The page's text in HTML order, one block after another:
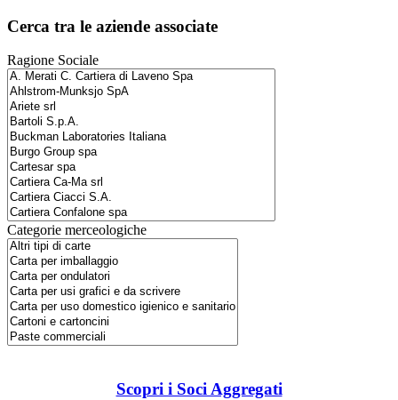
Cerca tra le aziende associate
Ragione Sociale
Categorie merceologiche
Scopri i Soci Aggregati